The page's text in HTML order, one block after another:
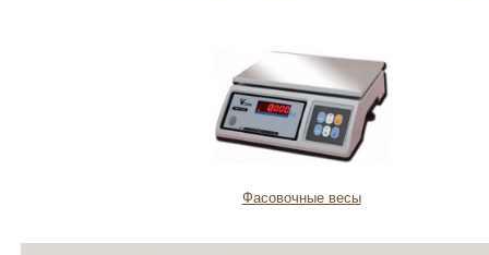
Фасовочные весы